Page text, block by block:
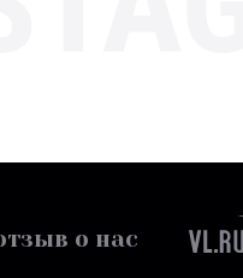
о нас